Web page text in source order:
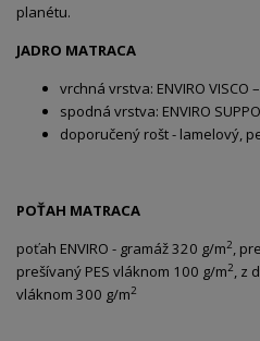
planétu.
JADRO MATRACA
vrchná vrstva: ENVIRO VISCO
spodná vrstva: ENVIRO
doporučený rošt - lamelový,
POŤAH MATRACA
poťah ENVIRO - gramáž 320 g/m2,
prešívaný PES vláknom 100 g/m2, z
vláknom 300 g/m2